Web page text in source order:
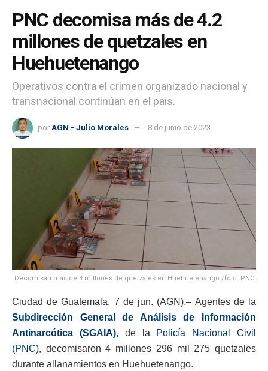
PNC decomisa más de 4.2
millones de quetzales en
Huehuetenango
Operativos contra el crimen organizado nacional y
transnacional continúan en el país.
por AGN - Julio Morales 8 de junio de 2023
Decomisan más de 4 millones de quetzales en Huehuetenango./foto: PNC.
Ciudad de Guatemala, 7 de jun. (AGN).– Agentes de la
Subdirección General de Análisis de Información
Antinarcótica (SGAIA),de la Policía Nacional Civil
(PNC), decomisaron 4 millones 296 mil 275 quetzales
durante allanamientos en Huehuetenango.